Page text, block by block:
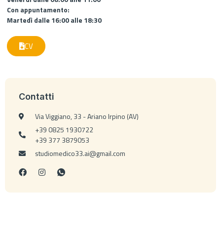
Con appuntamento:
Martedì dalle 16:00 alle 18:30
CV
Contatti
Via Viggiano, 33 - Ariano Irpino (AV)
+39 0825 1930722
+39 377 3879053
studiomedico33.ai@gmail.com